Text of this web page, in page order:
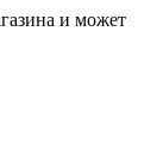
и может